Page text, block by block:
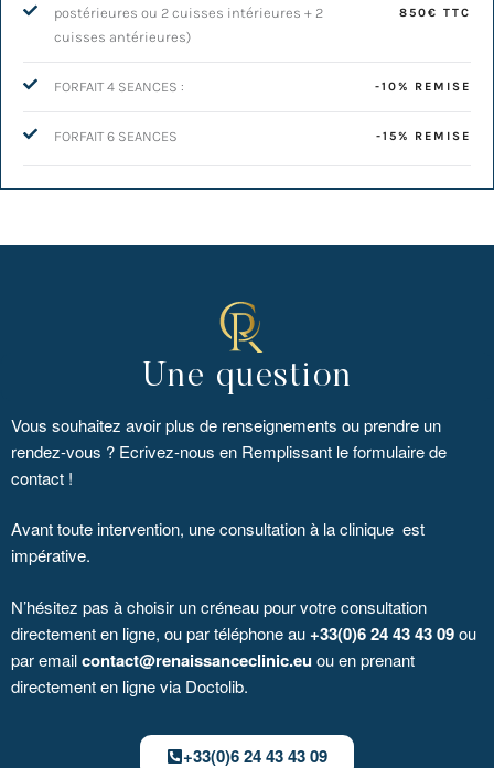
postérieures ou 2 cuisses intérieures + 2
cuisses antérieures)
850€ TTC
FORFAIT 4 SEANCES : -10% REMISE
FORFAIT 6 SEANCES -15% REMISE
Une question
Vous souhaitez avoir plus de renseignements ou prendre un
rendez-vous ? Ecrivez-nous en Remplissant le formulaire de
contact !
Avant toute intervention, une consultation à la clinique est
impérative.
N’hésitez pas à choisir un créneau pour votre consultation
directement en ligne, ou par téléphone au+33(0)6 24 43 43 09ou
par emailcontact@renaissanceclinic.euou en prenant
directement en ligne via Doctolib.
+33(0)6 24 43 43 09